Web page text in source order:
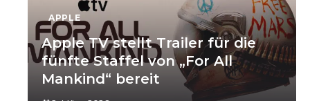
APPLE
Apple TV stellt Trailer für die
fünfte Staffel von „For All
Mankind“ bereit